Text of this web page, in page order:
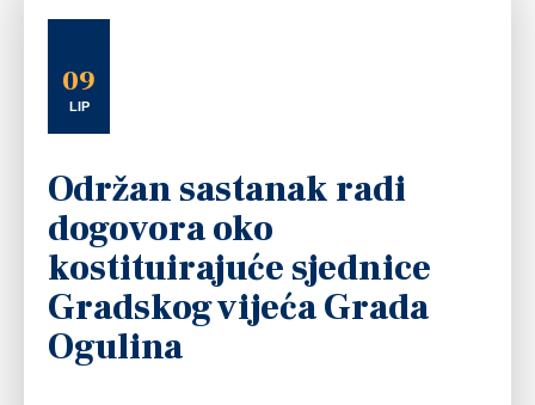
09
LIP
Održan sastanak radi
dogovora oko
kostituirajuće sjednice
Gradskog vijeća Grada
Ogulina